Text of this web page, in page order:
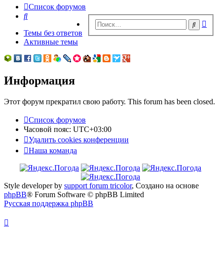
Список форумов
Поиск
Поиск
Темы без ответов
Активные темы
Информация
Этот форум прекратил свою работу. This forum has been closed.
Список форумов
Часовой пояс: UTC+03:00
Удалить cookies конференции
Наша команда
Style developer by support forum tricolor, Создано на основе
phpBB® Forum Software © phpBB Limited
Русская поддержка phpBB